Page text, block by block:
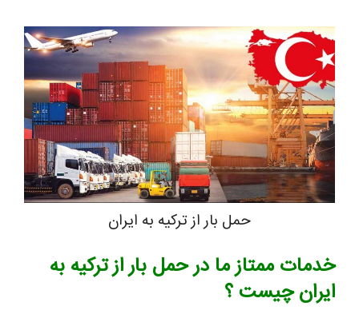
حمل بار از ترکیه به ایران
ممتاز ما در حمل بار از ترکیه به
چیست ؟